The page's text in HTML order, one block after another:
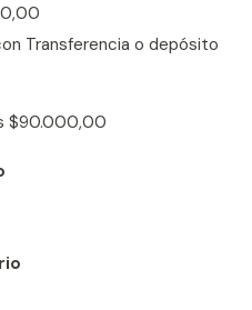
Transferencia o depósito
$90.000,00